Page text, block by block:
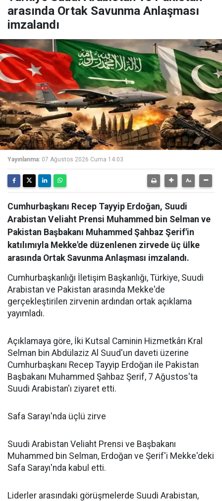
arasında Ortak Savunma Anlaşması
imzalandı
Yayınlanma: 07 Ağustos 2026 Cuma 14:03
Cumhurbaşkanı Recep Tayyip Erdoğan, Suudi
Arabistan Veliaht Prensi Muhammed bin Selman ve
Pakistan Başbakanı Muhammed Şahbaz Şerif'in
katılımıyla Mekke'de düzenlenen zirvede üç ülke
arasında Ortak Savunma Anlaşması imzalandı.
Cumhurbaşkanlığı İletişim Başkanlığı, Türkiye, Suudi
Arabistan ve Pakistan arasında Mekke'de
gerçekleştirilen zirvenin ardından ortak açıklama
yayımladı.
Açıklamaya göre, İki Kutsal Caminin Hizmetkârı Kral
Selman bin Abdülaziz Al Suud'un daveti üzerine
Cumhurbaşkanı Recep Tayyip Erdoğan ile Pakistan
Başbakanı Muhammed Şahbaz Şerif, 7 Ağustos'ta
Suudi Arabistan'ı ziyaret etti.
Safa Sarayı'nda üçlü zirve
Suudi Arabistan Veliaht Prensi ve Başbakanı
Muhammed bin Selman, Erdoğan ve Şerif'i Mekke'deki
Safa Sarayı'nda kabul etti.
Liderler arasındaki görüşmelerde Suudi Arabistan,